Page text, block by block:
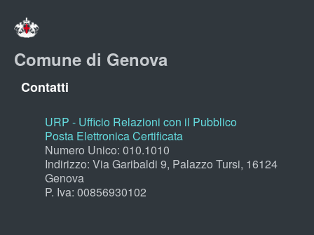
Comune di Genova
Contatti
URP - Ufficio Relazioni con il Pubblico
Posta Elettronica Certificata
Numero Unico: 010.1010
Indirizzo: Via Garibaldi 9, Palazzo Tursi, 16124
Genova
P. Iva: 00856930102